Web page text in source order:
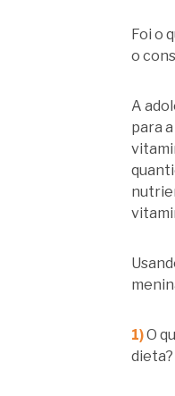
Foi o
o
A
para
1)O
dieta?